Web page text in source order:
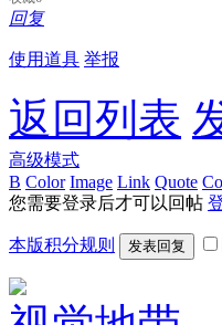
回复
使用道具 举报
返回列表
高级模式
B Color Image Link Quote
您需要登录后才可以回帖
本版积分规则 发表回复